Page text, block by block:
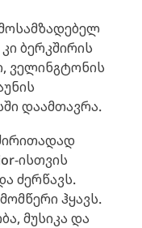
ბერკშირის
ველინგტონის
დაამთავრა.
ისთვის
ძერწავს.
ჰყავს.
მუსიკა და